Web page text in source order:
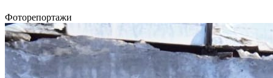
Фоторепортажи